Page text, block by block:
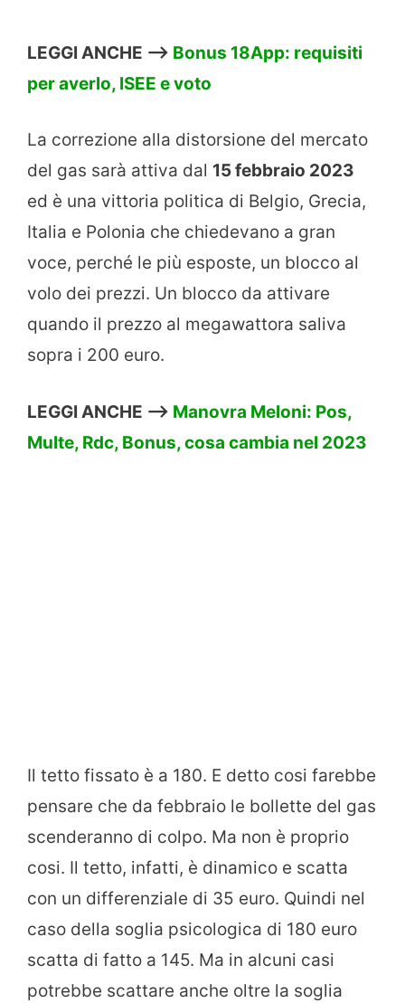
LEGGI ANCHE –> Bonus 18App: requisiti
per averlo, ISEE e voto
La correzione alla distorsione del mercato
del gas sarà attiva dal 15 febbraio 2023
ed è una vittoria politica di Belgio, Grecia,
Italia e Polonia che chiedevano a gran
voce, perché le più esposte, un blocco al
volo dei prezzi. Un blocco da attivare
quando il prezzo al megawattora saliva
sopra i 200 euro.
LEGGI ANCHE –> Manovra Meloni: Pos,
Multe, Rdc, Bonus, cosa cambia nel 2023
Il tetto fissato è a 180. E detto cosi farebbe
pensare che da febbraio le bollette del gas
scenderanno di colpo. Ma non è proprio
cosi. Il tetto, infatti, è dinamico e scatta
con un differenziale di 35 euro. Quindi nel
caso della soglia psicologica di 180 euro
scatta di fatto a 145. Ma in alcuni casi
potrebbe scattare anche oltre la soglia